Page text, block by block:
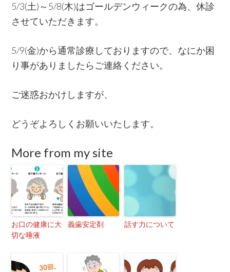
5/3(土)～5/8(木)はゴールデンウィークの為、休診
させていただきます。
5/9(金)から通常診療しておりますので、なにか困
り事がありましたらご連絡ください。
ご迷惑おかけしますが、
どうぞよろしくお願いいたします。
More from my site
お口の健康に大
切な唾液
義歯安定剤 話す力について